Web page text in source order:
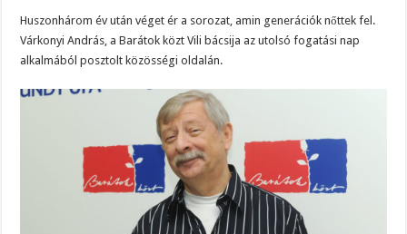
Huszonhárom év után véget ér a sorozat, amin generációk nőttek fel.
Várkonyi András, a Barátok közt Vili bácsija az utolsó fogatási nap
alkalmából posztolt közösségi oldalán.